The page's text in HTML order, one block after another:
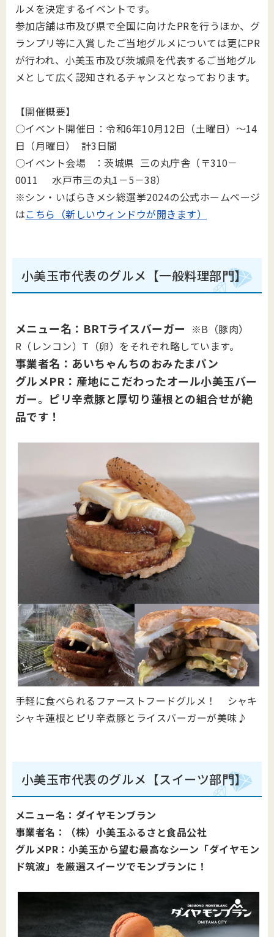
ルメを決定するイベントです。
参加店舗は市及び県で全国に向けたPRを行うほか、グ
ランプリ等に入賞したご当地グルメについては更にPR
が行われ、小美玉市及び茨城県を代表するご当地グル
メとして広く認知されるチャンスとなっております。
【開催概要】
○イベント開催日：令和6年10月12日（土曜日）～14
日（月曜日） 計3日間
○イベント会場 ：茨城県 三の丸庁舎（〒310－
0011 水戸市三の丸1－5－38）
※シン・いばらきメシ総選挙2024の公式ホームページ
はこちら（新しいウィンドウが開きます）
小美玉市代表のグルメ【一般料理部門】
メニュー名：BRTライスバーガー ※B（豚肉）
R（レンコン）T（卵）をそれぞれ略しています。
事業者名：あいちゃんちのおみたまパン
グルメPR：産地にこだわったオール小美玉バー
ガー。ピリ辛煮豚と厚切り蓮根との組合せが絶
品です ！
手軽に食べられるファーストフードグルメ！ シャキ
シャキ蓮根とピリ辛煮豚とライスバーガーが美味♪
小美玉市代表のグルメ【スイーツ部門】
メニュー名：ダイヤモンブラン
事業者名：（株）小美玉ふるさと食品公社
グルメPR：小美玉から望む最高なシーン「ダイヤモン
ド筑波」を厳選スイーツでモンブランに！